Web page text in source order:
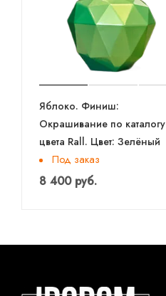
Яблоко. Финиш:
Окрашивание по каталогу
цвета Rall. Цвет: Зелёный
Под заказ
8 400 руб.